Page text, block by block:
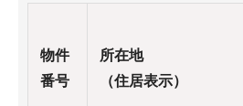
物件
番号
所在地
（住居表示）